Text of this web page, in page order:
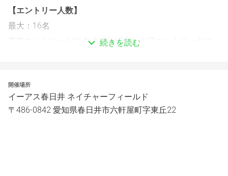
【エントリー人数】
最大：16名
事前エントリーが16名未満の場合、当日エントリー分に
【会場】
イーアス春日井 ネイチャーフィールド
続きを読む
開催場所
イーアス春日井 ネイチャーフィールド
〒486-0842 愛知県春日井市六軒屋町字東丘22